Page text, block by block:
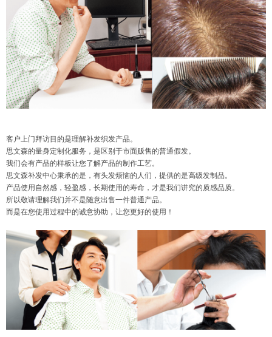
客户上门拜访目的是理解补发织发产品。
思文森的量身定制化服务，是区别于市面贩售的普通假发。
我们会有产品的样板让您了解产品的制作工艺。
思文森补发中心秉承的是，有头发烦恼的人们，提供的是高级发制品。
产品使用自然感，轻盈感，长期使用的寿命，才是我们讲究的质感品质。
所以敬请理解我们并不是随意出售一件普通产品。
而是在您使用过程中的诚意协助，让您更好的使用！